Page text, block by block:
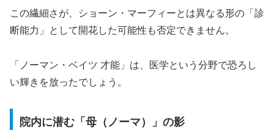
この繊細さが、ショーン・マーフィーとは異なる形の「診
断能力」として開花した可能性も否定できません。
「ノーマン・ベイツ 才能」は、医学という分野で恐ろし
い輝きを放ったでしょう。
院内に潜む「母（ノーマ）」の影